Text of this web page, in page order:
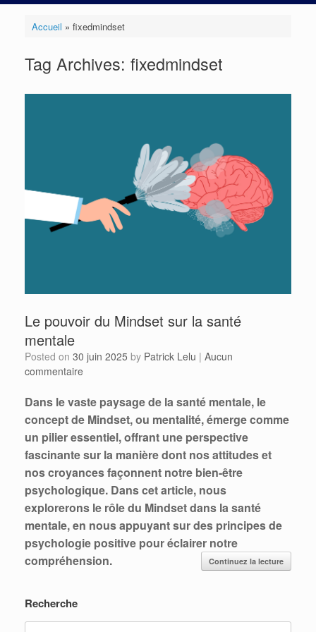
Accueil » fixedmindset
Tag Archives: fixedmindset
Le pouvoir du Mindset sur la santé
mentale
Posted on 30 juin 2025 by Patrick Lelu | Aucun
commentaire
Dans le vaste paysage de la santé mentale, le
concept de Mindset, ou mentalité, émerge comme
un pilier essentiel, offrant une perspective
fascinante sur la manière dont nos attitudes et
nos croyances façonnent notre bien-être
psychologique. Dans cet article, nous
explorerons le rôle du Mindset dans la santé
mentale, en nous appuyant sur des principes de
psychologie positive pour éclairer notre
compréhension.
Continuez la lecture
Recherche
Search